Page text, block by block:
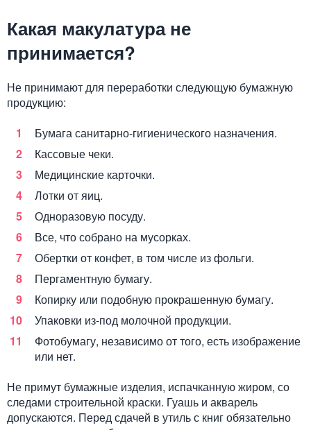
Какая макулатура не
принимается?
Не принимают для переработки следующую бумажную
продукцию:
Бумага санитарно-гигиенического назначения.
Кассовые чеки.
Медицинские карточки.
Лотки от яиц.
Одноразовую посуду.
Все, что собрано на мусорках.
Обертки от конфет, в том числе из фольги.
Пергаментную бумагу.
Копирку или подобную прокрашенную бумагу.
Упаковки из-под молочной продукции.
Фотобумагу, независимо от того, есть изображение
или нет.
Не примут бумажные изделия, испачканную жиром, со
следами строительной краски. Гуашь и акварель
допускаются. Перед сдачей в утиль с книг обязательно